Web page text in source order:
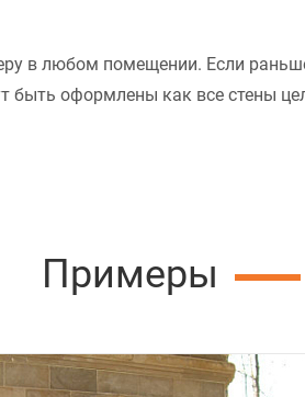
в любом помещении. Если
оформлены как все стены
Примеры